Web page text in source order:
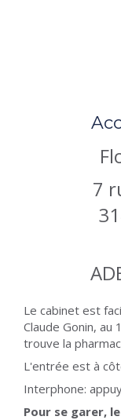
7
Le cabinet est
Claude Gonin,
trouve la
L'entrée est à
Interphone:
Pour se garer,